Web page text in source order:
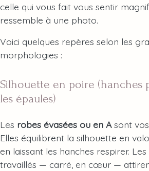
celle qui vous fait vous sentir
ressemble à une photo.
Voici quelques repères selon les
morphologies :
Silhouette en poire (hanches
les épaules)
Les robes évasées ou en Asont vos
Elles équilibrent la silhouette en
en laissant les hanches respirer.
travaillés — carré, en cœur —